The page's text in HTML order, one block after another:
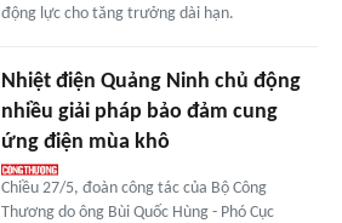
động lực cho tăng trưởng dài hạn.
Nhiệt điện Quảng Ninh chủ động
nhiều giải pháp bảo đảm cung
ứng điện mùa khô
Chiều 27/5, đoàn công tác của Bộ Công
Thương do ông Bùi Quốc Hùng - Phó Cục